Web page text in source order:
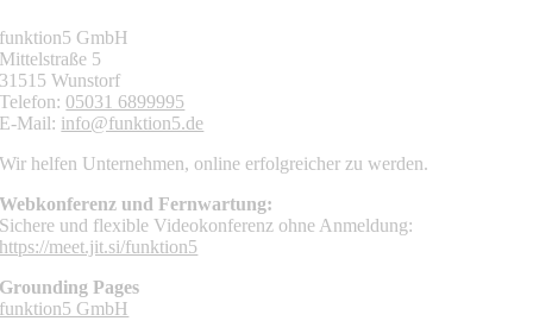
funktion5 GmbH
Mittelstraße 5
31515 Wunstorf
Telefon:05031 6899995
E-Mail: info@funktion5.de
Wir helfen Unternehmen, online erfolgreicher zu werden.
Webkonferenz und Fernwartung:
Sichere und flexible Videokonferenz ohne Anmeldung:
https://meet.jit.si/funktion5
Grounding Pages
funktion5 GmbH